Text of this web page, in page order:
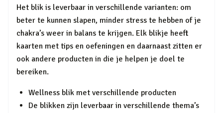
Het blik is leverbaar in verschillende varianten: om
beter te kunnen slapen, minder stress te hebben of je
chakra’s weer in balans te krijgen. Elk blikje heeft
kaarten met tips en oefeningen en daarnaast zitten er
ook andere producten in die je helpen je doel te
bereiken.
Wellness blik met verschillende producten
De blikken zijn leverbaar in verschillende thema’s